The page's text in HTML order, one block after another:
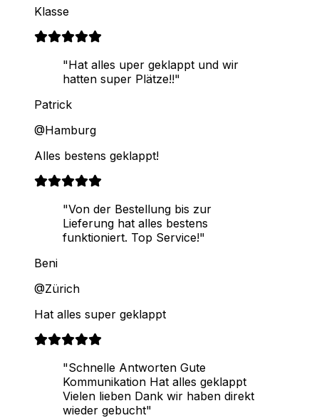
Klasse
"Hat alles uper geklappt und wir
hatten super Plätze!!"
Patrick
@Hamburg
Alles bestens geklappt!
"Von der Bestellung bis zur
Lieferung hat alles bestens
funktioniert. Top Service!"
Beni
@Zürich
Hat alles super geklappt
"Schnelle Antworten Gute
Kommunikation Hat alles geklappt
Vielen lieben Dank wir haben direkt
wieder gebucht"